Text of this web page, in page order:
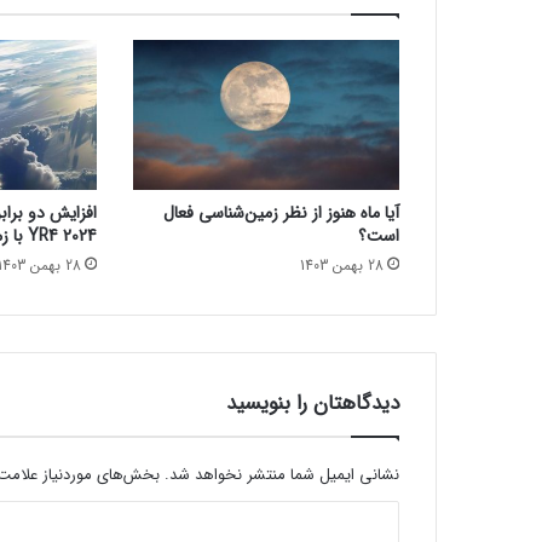
l
e
M
a
ه
م
م
ک
ا
ا
آ
ن
ه
آیا ماه هنوز از نظر زمین‌شناسی فعال
است؟
28 بهمن 1403
افزایش دو
2024 YR4 با زمین در سال 2032
28 بهمن 1403
دیدگاهتان را بنویسید
نشانی ایمیل شما منتشر نخواهد شد. بخش‌های موردنیاز